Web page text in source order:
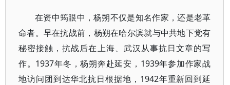
在资中筠眼中，杨朔不仅是知名作家，还是老革
命者。早在抗战前，杨朔在哈尔滨就与中共地下党有
秘密接触，抗战后在上海、武汉从事抗日文章的写
作。1937年冬，杨朔奔赴延安，1939年参加作家战
地访问团到达华北抗日根据地，1942年重新回到延